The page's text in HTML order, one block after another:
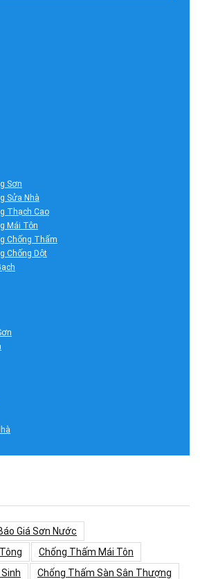
Sơn
Sửa Nhà
Thạch Cao
Mái Tôn
Chống Thấm
Chống Dột
Giá Sơn Nước
Chống Thấm Mái Tôn
Chống Thấm Sàn Sân Thượng